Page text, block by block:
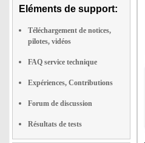
Eléments de support:
Téléchargement de notices,
pilotes, vidéos
FAQ service technique
Expériences, Contributions
Forum de discussion
Résultats de tests